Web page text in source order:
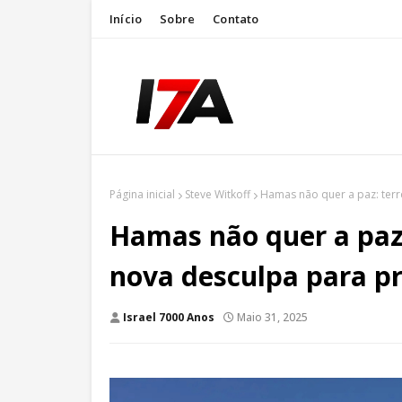
Início Sobre Contato
Página inicial Steve Witkoff Hamas não quer a paz:
Hamas não quer a
nova desculpa para
Israel 7000 Anos Maio 31, 2025